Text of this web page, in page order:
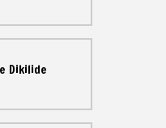
Dikilide